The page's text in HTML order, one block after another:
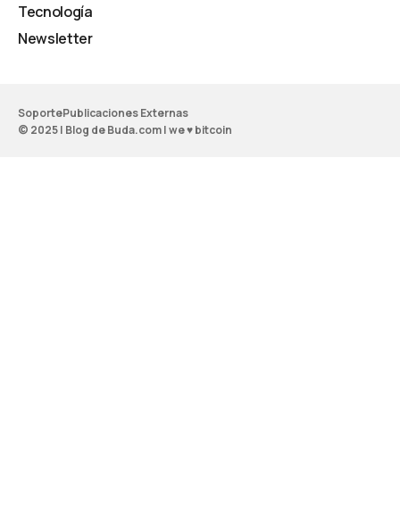
Tecnología
Newsletter
SoportePublicaciones Externas
© 2025 | Blog de Buda.com | we ♥ bitcoin